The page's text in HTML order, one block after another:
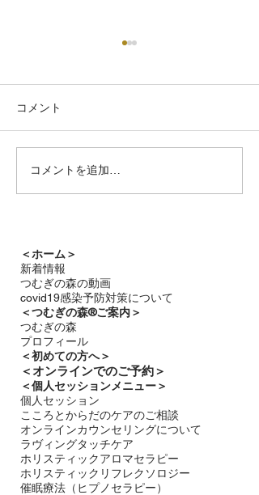
雨音と静かな星の輝き
つむぎの森通信7月号
コメント
コメントを追加…
＜ホーム＞
新着情報
つむぎの森の動画
covid19感染予防対策について
＜つむぎの森®ご案内＞
つむぎの森
プロフィール
＜初めての方へ＞
＜​オンラインでのご予約＞
＜個人セッションメニュー＞
個人セッション
こころとからだのケアのご相談
オンラインカウンセリングについて
ラヴィングタッチケア
ホリスティックアロマセラピー
ホリスティックリフレクソロジー​
催眠療法（ヒプノセラピー）